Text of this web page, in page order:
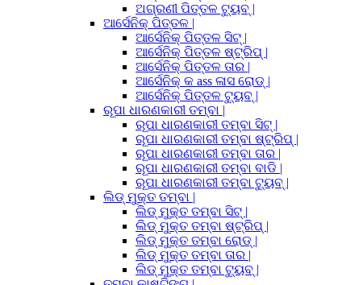
ଅଗ୍ରଣୀ ପିତ୍ତଳ ଟ୍ୟୁବ୍ |
ଆର୍ସେନିକ୍ ପିତ୍ତଳ |
ଆର୍ସେନିକ୍ ପିତ୍ତଳ ସିଟ୍ |
ଆର୍ସେନିକ୍ ପିତ୍ତଳ ଷ୍ଟ୍ରିପ୍ |
ଆର୍ସେନିକ୍ ପିତ୍ତଳ ତାର |
ଆର୍ସେନିକ୍ କ ass ଳାସ ରୋଡ୍ |
ଆର୍ସେନିକ୍ ପିତ୍ତଳ ଟ୍ୟୁବ୍ |
ରୂପା ଧାରଣକାରୀ ତମ୍ବା |
ରୂପା ଧାରଣକାରୀ ତମ୍ବା ସିଟ୍ |
ରୂପା ଧାରଣକାରୀ ତମ୍ବା ଷ୍ଟ୍ରିପ୍ |
ରୂପା ଧାରଣକାରୀ ତମ୍ବା ତାର |
ରୂପା ଧାରଣକାରୀ ତମ୍ବା ବାଡି |
ରୂପା ଧାରଣକାରୀ ତମ୍ବା ଟ୍ୟୁବ୍ |
ଲିଡ୍ ମୁକ୍ତ ତମ୍ବା |
ଲିଡ୍ ମୁକ୍ତ ତମ୍ବା ସିଟ୍ |
ଲିଡ୍ ମୁକ୍ତ ତମ୍ବା ଷ୍ଟ୍ରିପ୍ |
ଲିଡ୍ ମୁକ୍ତ ତମ୍ବା ରୋଡ୍ |
ଲିଡ୍ ମୁକ୍ତ ତମ୍ବା ତାର |
ଲିଡ୍ ମୁକ୍ତ ତମ୍ବା ଟ୍ୟୁବ୍ |